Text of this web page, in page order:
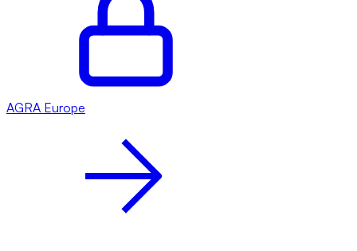
AGRA Europe